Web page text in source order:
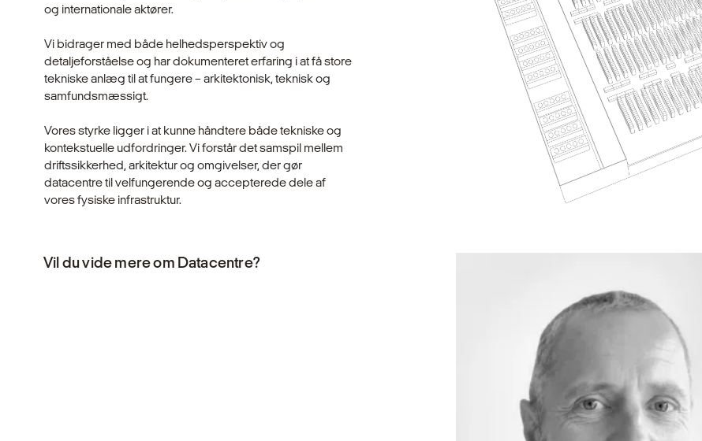
og internationale aktører.
Vi bidrager med både helhedsperspektiv og
detaljeforståelse og har dokumenteret erfaring i at få store
tekniske anlæg til at fungere – arkitektonisk, teknisk og
samfundsmæssigt.
Vores styrke ligger i at kunne håndtere både tekniske og
kontekstuelle udfordringer. Vi forstår det samspil mellem
driftssikkerhed, arkitektur og omgivelser, der gør
datacentre til velfungerende og accepterede dele af
vores fysiske infrastruktur.
Vil du vide mere om Datacentre?